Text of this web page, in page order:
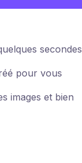
secondes
pour vous
images et bien